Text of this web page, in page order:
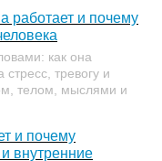
работает и почему
как она
стресс, тревогу и
телом, мыслями и
и почему
внутренние